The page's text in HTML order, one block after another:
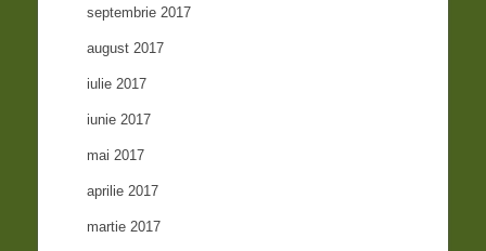
septembrie 2017
august 2017
iulie 2017
iunie 2017
mai 2017
aprilie 2017
martie 2017